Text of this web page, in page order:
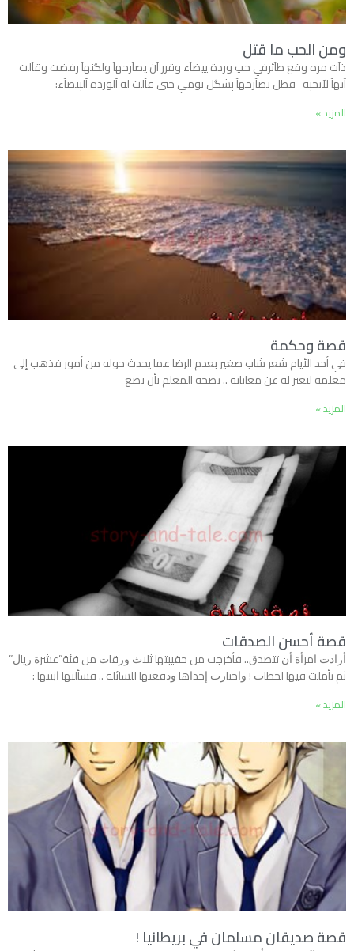
ومن الحب ما قتل
ذآت مره وقع طآئرفي حپ وردة پيضآء وقرر آن يصآرحهآ ولگنهآ رفضت وقآلت
آنهآ لآتحپه فظل يصآرحهآ پشگل يومي حتى قآلت له آلوردة آلپيضآء:
المزيد »
قصة وحكمة
في أحد الأيام شعر شاب صغير بعدم الرضا عما يحدث حوله من أمور فذهب إلى
معلمه ليعبر له عن معاناته .. نصحه المعلم بأن يضع
المزيد »
قصة أحسن الصدقات
ﺃﺭﺍﺩﺕ ﺍﻣﺮﺃﺓ ﺃﻥ ﺗﺘﺼﺪﻕ.. ﻓﺄﺧﺮﺟﺖ ﻣﻦ ﺣﻘﻴﺒﺘﻬﺎ ﺛﻼﺙ ﻭﺭﻗﺎﺕ ﻣﻦ ﻓﺌﺔ”ﻋﺸﺮﺓ ﺭﻳﺎﻝ”
ﺛﻢ ﺗﺄﻣﻠﺖ ﻓﻴﻬﺎ ﻟﺤﻈﺎﺕ ! ﻭﺍﺧﺘﺎﺭﺕ ﺇﺣﺪﺍﻫﺎ ﻭﺩﻓﻌﺘﻬﺎ ﻟﻠﺴﺎﺋﻠﺔ .. ﻓﺴﺄﻟﺘﻬﺎ ﺍﺑﻨﺘﻬﺎ :
المزيد »
قصة صديقان مسلمان في بريطانيا !